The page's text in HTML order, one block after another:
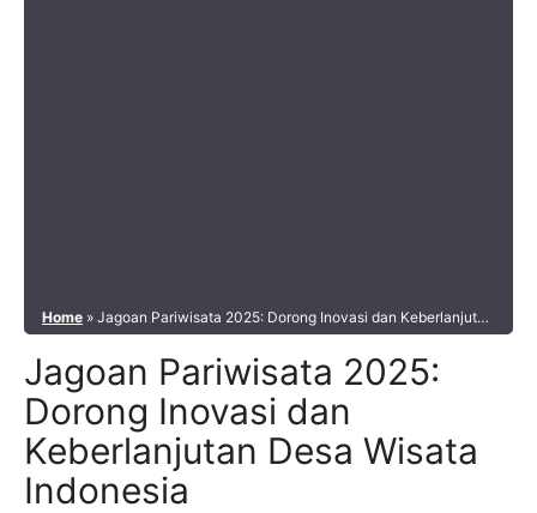
Home » Jagoan Pariwisata 2025: Dorong Inovasi dan Keberlanjutan
Desa Wisata Indonesia
Jagoan Pariwisata 2025:
Dorong Inovasi dan
Keberlanjutan Desa Wisata
Indonesia